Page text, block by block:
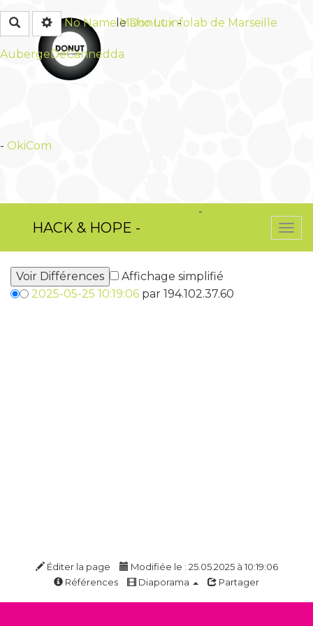
RechercherNo Name Maho Lux-
AubergeDeCannedda
leDonut infolab de Marseille
- OkiCom
HACK & HOPE -
-
Affichage simplifié
2025-05-25 10:19:06 par 194.102.37.60
Éditer la page
Modifiée le : 25.05.2025 à 10:19:06
Références
Diaporama Partager